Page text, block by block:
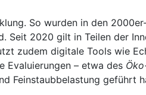
So wurden in den
Seit 2020 gilt in Teilen der
zudem digitale Tools wie
Evaluierungen – etwa des
Feinstaubbelastung geführt